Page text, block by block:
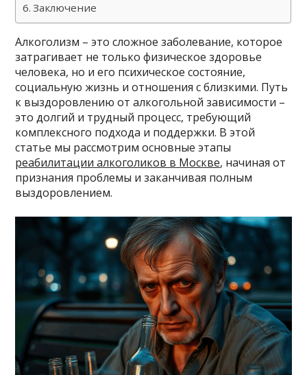
Заключение
Алкоголизм – это сложное заболевание, которое
затрагивает не только физическое здоровье
человека, но и его психическое состояние,
социальную жизнь и отношения с близкими. Путь
к выздоровлению от алкогольной зависимости –
это долгий и трудный процесс, требующий
комплексного подхода и поддержки. В этой
статье мы рассмотрим основные этапы
реабилитации алкоголиков в Москве, начиная от
признания проблемы и заканчивая полным
выздоровлением.